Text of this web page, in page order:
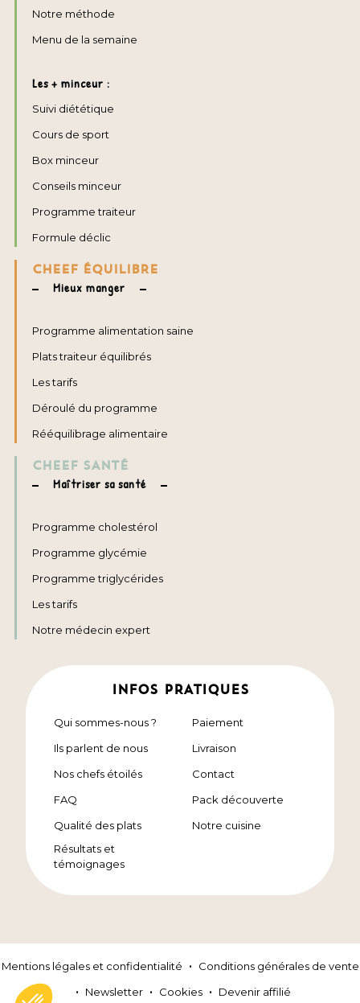
Notre méthode
Menu de la semaine
Les + minceur :
Suivi diététique
Cours de sport
Box minceur
Conseils minceur
Programme traiteur
Formule déclic
CHEEF ÉQUILIBRE
Mieux manger
Programme alimentation saine
Plats traiteur équilibrés
Les tarifs
Déroulé du programme
Rééquilibrage alimentaire
CHEEF SANTÉ
Maîtriser sa santé
Programme cholestérol
Programme glycémie
Programme triglycérides
Les tarifs
Notre médecin expert
INFOS PRATIQUES
Qui sommes-nous ?
Ils parlent de nous
Nos chefs étoilés
FAQ
Qualité des plats
Résultats et
témoignages
Paiement
Livraison
Contact
Pack découverte
Notre cuisine
Mentions légales et confidentialité
Conditions générales de vente
Newsletter
Cookies Devenir affilié